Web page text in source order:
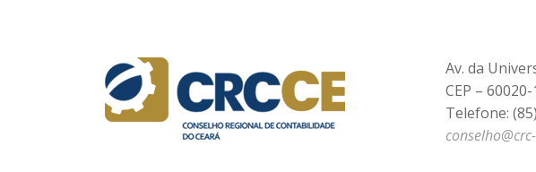
Av. da
CEP –
Telefone: